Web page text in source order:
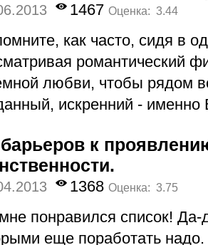
1467 Оценка: 3.44
как часто, сидя в
романтический
любви, чтобы рядом
искренний -
к
1368 Оценка: 3.75
понравился список! Да-
еще поработать